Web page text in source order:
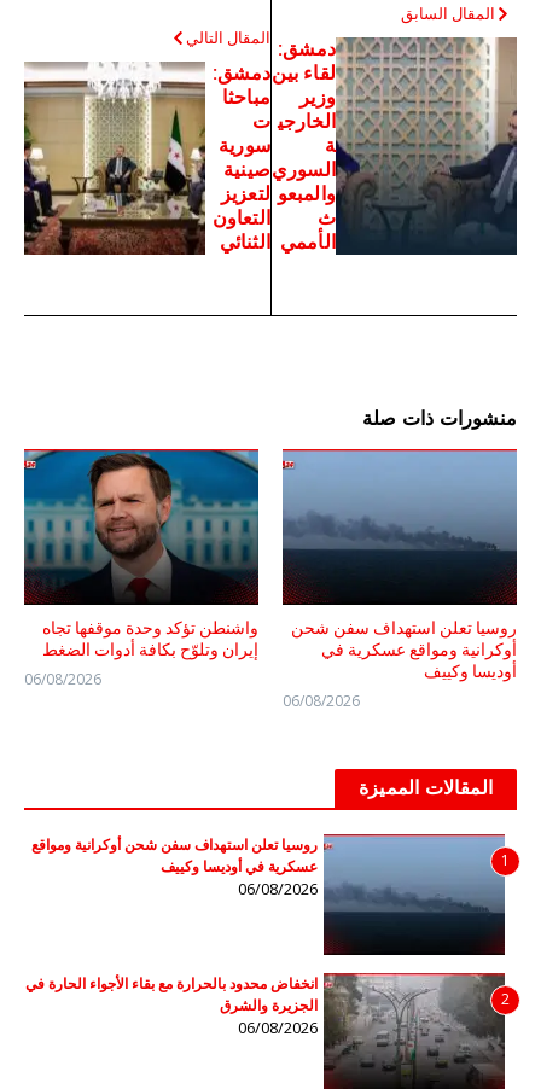
المقال السابق
دمشق:
لقاء بين
وزير
الخارجي
ة
السوري
والمبعو
ث
الأممي
المقال التالي
دمشق:
مباحثا
ت
سورية
صينية
لتعزيز
التعاون
الثنائي
منشورات ذات صلة
روسيا تعلن استهداف سفن شحن
أوكرانية ومواقع عسكرية في
أوديسا وكييف
06/08/2026
واشنطن تؤكد وحدة موقفها تجاه
إيران وتلوّح بكافة أدوات الضغط
06/08/2026
المقالات المميزة
1
روسيا تعلن استهداف سفن شحن أوكرانية ومواقع
عسكرية في أوديسا وكييف
06/08/2026
2
انخفاض محدود بالحرارة مع بقاء الأجواء الحارة في
الجزيرة والشرق
06/08/2026